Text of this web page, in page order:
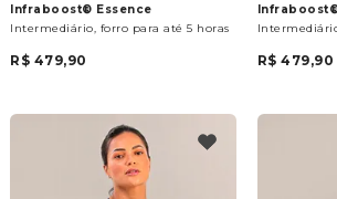
Infraboost® Essence
Intermediário, forro para até 5 horas
R$ 479,90 R$ 479,90